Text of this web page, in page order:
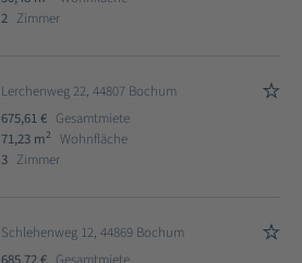
2 Zimmer
Lerchenweg 22, 44807 Bochum
675,61 € Gesamtmiete
71,23 m2
Wohnfläche
3 Zimmer
Schlehenweg 12, 44869 Bochum